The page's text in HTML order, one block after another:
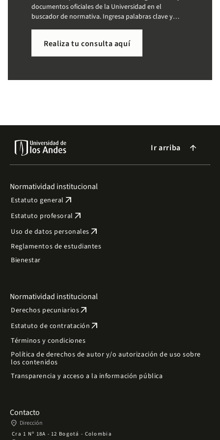
documentos oficiales de la Universidad en el
buscador de normativa. Ingresa palabras clave y
Realiza tu consulta aquí
Ir arriba arrow_forward
Normatividad institucional
Estatuto general arrow_outward
Estatuto profesoral arrow_outward
Uso de datos personales arrow_outward
Reglamentos de estudiantes
Bienestar
Normatividad institucional
Derechos pecuniariosarrow_outward
Estatuto de contratación arrow_outward
Términos y condiciones
Política de derechos de autor y/o autorización de uso sobre
los contenidos
Transparencia y acceso a la información pública
Contacto
place Dirección
Cra 1 Nº 18A - 12 Bogotá - Colombia